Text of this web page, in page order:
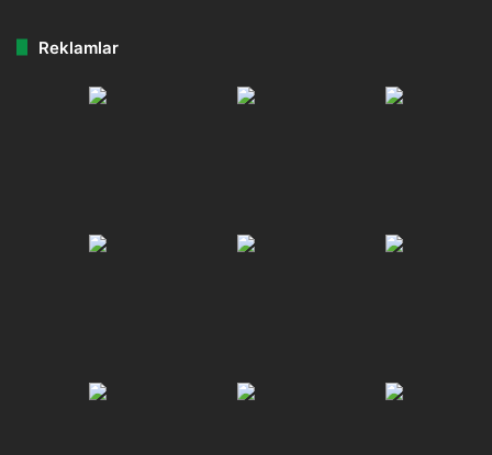
Reklamlar